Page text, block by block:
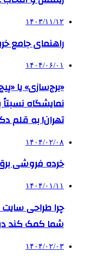
۱۴۰۳/۱۱/۱۲
راهنمای جامع
۱۴۰۴/۰۶/۰۱
«برج‌سازی» یا
نمایشگاه
تهران! به قلم
۱۴۰۴/۰۲/۰۸
خرده فروشی برق + اخبار
۱۴۰۴/۰۱/۱۱
چرا طراحی
شما کمک کند در
۱۴۰۴/۰۲/۰۳